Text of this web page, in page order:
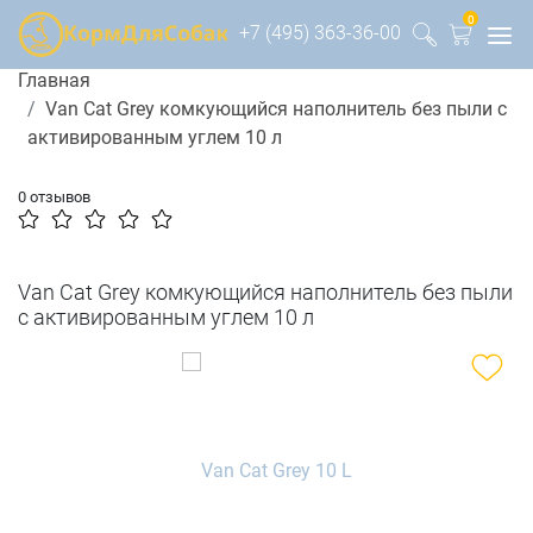
+7 (495) 363-36-00
0
Главная
Van Cat Grey комкующийся наполнитель без пыли с
активированным углем 10 л
0 отзывов
Van Cat Grey комкующийся наполнитель без пыли
с активированным углем 10 л